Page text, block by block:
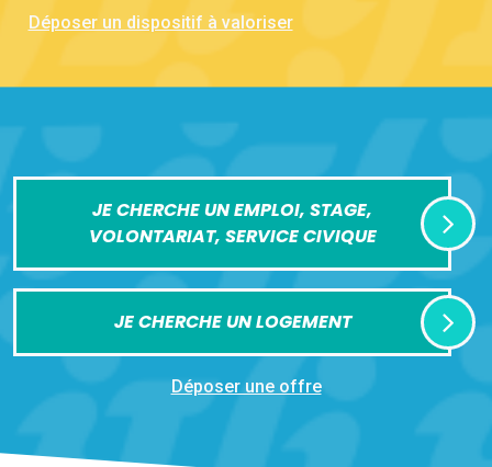
Déposer un dispositif à valoriser
JE CHERCHE UN EMPLOI, STAGE,
VOLONTARIAT, SERVICE CIVIQUE
JE CHERCHE UN LOGEMENT
Déposer une offre